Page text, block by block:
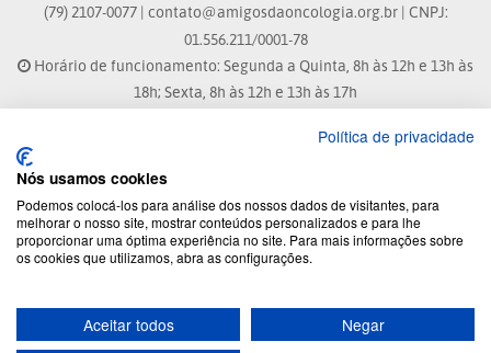
(79) 2107-0077 | contato@amigosdaoncologia.org.br| CNPJ:
01.556.211/0001-78
Horário de funcionamento: Segunda a Quinta, 8h às 12h e 13h às
18h; Sexta, 8h às 12h e 13h às 17h
Site atualizado em: 04/08/2026 às 10:33h
® Marca Registrada
© 2026 - Todos os direitos reservados.
Política de privacidade
Nós usamos cookies
Podemos colocá-los para análise dos nossos dados de visitantes, para
melhorar o nosso site, mostrar conteúdos personalizados e para lhe
proporcionar uma óptima experiência no site. Para mais informações sobre
os cookies que utilizamos, abra as configurações.
Aceitar todos Negar